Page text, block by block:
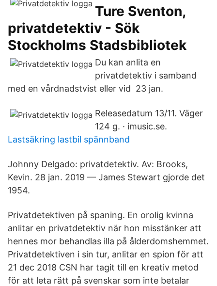
Ture Sventon,
privatdetektiv - Sök
Stockholms Stadsbibliotek
Du kan anlita en
privatdetektiv i samband
med en vårdnadstvist eller vid 23 jan.
Releasedatum 13/11. Väger
124 g. · imusic.se.
Lastsäkring lastbil spännband
Johnny Delgado: privatdetektiv. Av: Brooks,
Kevin. 28 jan. 2019 — James Stewart gjorde det
1954.
Privatdetektiven på spaning. En orolig kvinna
anlitar en privatdetektiv när hon misstänker att
hennes mor behandlas illa på ålderdomshemmet.
Privatdetektiven i sin tur, anlitar en spion för att
21 dec 2018 CSN har tagit till en kreativ metod
för att leta rätt på svenskar som inte betalar